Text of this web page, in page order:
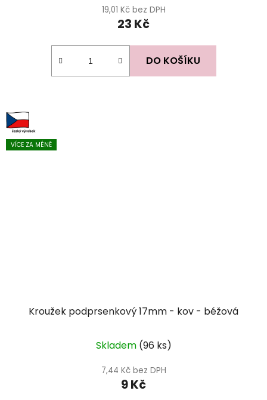
19,01 Kč bez DPH
23 Kč
DO KOŠÍKU
VÍCE ZA MÉNĚ
Kroužek podprsenkový 17mm - kov - béžová
Skladem (96 ks)
7,44 Kč bez DPH
9 Kč